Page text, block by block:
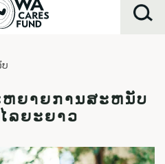
ຍາຍການສະຫນັບ
ລຍະຍາວ